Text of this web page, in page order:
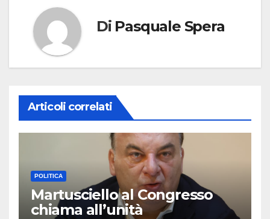
Di Pasquale Spera
Articoli correlati
POLITICA
Martusciello al Congresso
chiama all’unità